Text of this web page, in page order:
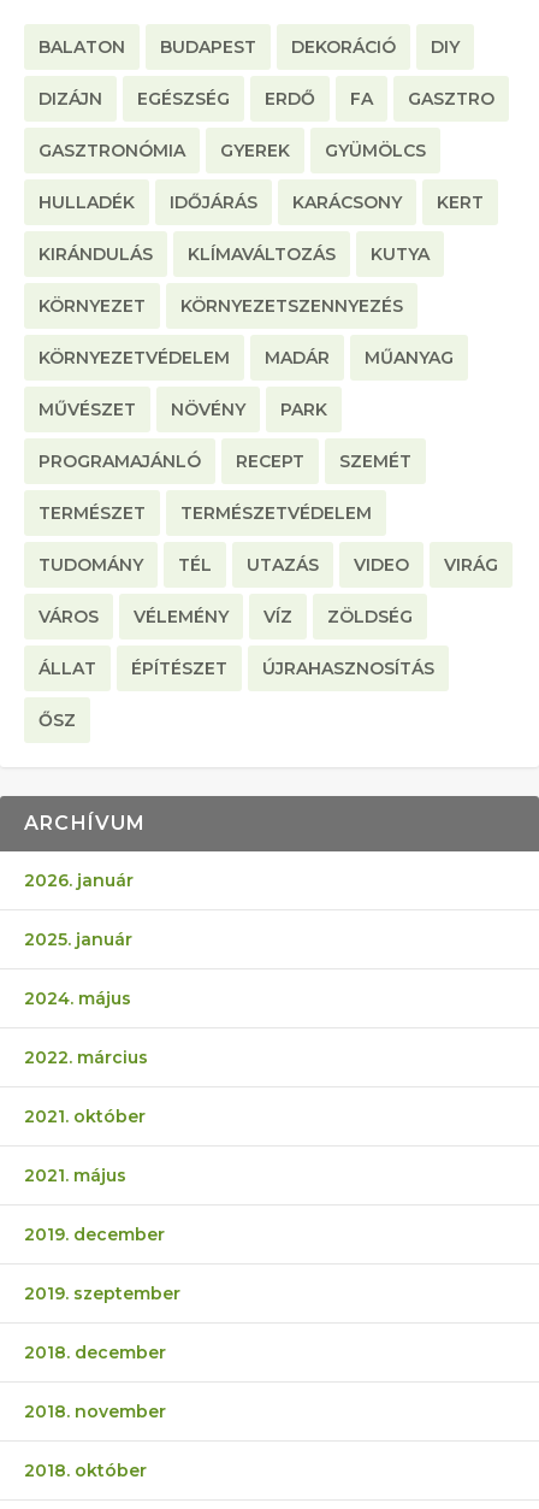
BALATON BUDAPEST DEKORÁCIÓ DIY
DIZÁJN EGÉSZSÉG ERDŐ FA GASZTRO
GASZTRONÓMIA GYEREK GYÜMÖLCS
HULLADÉK IDŐJÁRÁS KARÁCSONY KERT
KIRÁNDULÁS KLÍMAVÁLTOZÁS KUTYA
KÖRNYEZET KÖRNYEZETSZENNYEZÉS
KÖRNYEZETVÉDELEM MADÁR MŰANYAG
MŰVÉSZET NÖVÉNY PARK
PROGRAMAJÁNLÓ RECEPT SZEMÉT
TERMÉSZET TERMÉSZETVÉDELEM
TUDOMÁNY TÉL UTAZÁS VIDEO VIRÁG
VÁROS VÉLEMÉNY VÍZ ZÖLDSÉG
ÁLLAT ÉPÍTÉSZET ÚJRAHASZNOSÍTÁS
ŐSZ
ARCHÍVUM
2026. január
2025. január
2024. május
2022. március
2021. október
2021. május
2019. december
2019. szeptember
2018. december
2018. november
2018. október